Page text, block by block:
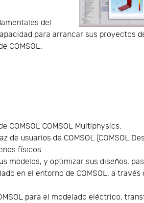
del
para arrancar sus proyectos
COMSOL.
COMSOL COMSOL Multiphysics.
usuarios de COMSOL (COMSOL
físicos.
modelos, y optimizar sus diseños,
en el entorno de COMSOL, a través
para el modelado eléctrico,